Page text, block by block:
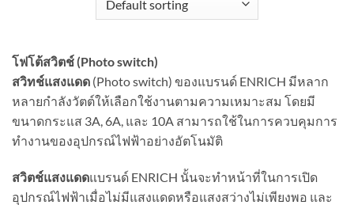
โฟโต้สวิตช์ (Photo switch)
สวิทช์แสงแดด (Photo switch) ของแบรนด์ ENRICH มีหลาก
หลายกำลังวัตต์ให้เลือกใช้งานตามความเหมาะสม โดยมี
ขนาดกระแส 3A, 6A, และ 10A สามารถใช้ในการควบคุมการ
ทำงานของอุปกรณ์ไฟฟ้าอย่างอัตโนมัติ
สวิตช์แสงแดดแบรนด์ ENRICH นั้นจะทำหน้าที่ในการเปิด
อุปกรณ์ไฟฟ้าเมื่อไม่มีแสงแดดหรือแสงสว่างไม่เพียงพอ และ